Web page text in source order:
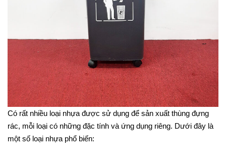
Có rất nhiều loại nhựa được sử dụng để sản xuất thùng đựng
rác, mỗi loại có những đặc tính và ứng dụng riêng. Dưới đây là
một số loại nhựa phổ biến: